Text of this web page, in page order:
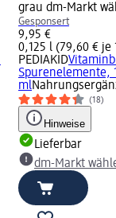
grau dm-Markt
Gesponsert
9,95 €
0,125 l (79,60 € je
PEDIAKID
Spurenelemente,
ml
(18)
Hinweise
Lieferbar
dm-Markt